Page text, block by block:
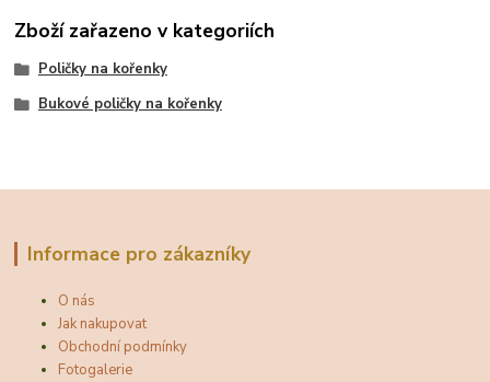
Zboží zařazeno v kategoriích
Poličky na kořenky
Bukové poličky na kořenky
Informace pro zákazníky
O nás
Jak nakupovat
Obchodní podmínky
Fotogalerie